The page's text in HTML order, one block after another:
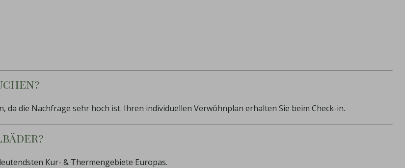
die Nachfrage sehr hoch ist. Ihren individuellen Verwöhnplan erhalten Sie beim Check-in.
Kur- & Thermengebiete Europas.